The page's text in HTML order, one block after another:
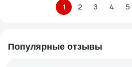
1 2 3 4 5
Популярные отзывы